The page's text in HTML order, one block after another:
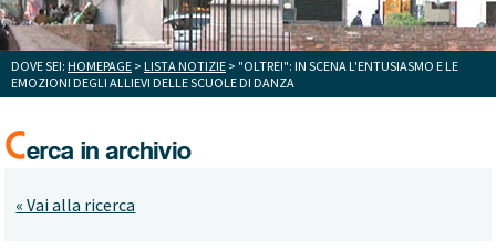
DOVE SEI: HOMEPAGE > LISTA NOTIZIE > "OLTRE!": IN SCENA L'ENTUSIASMO E LE
EMOZIONI DEGLI ALLIEVI DELLE SCUOLE DI DANZA
« Vai alla ricerca